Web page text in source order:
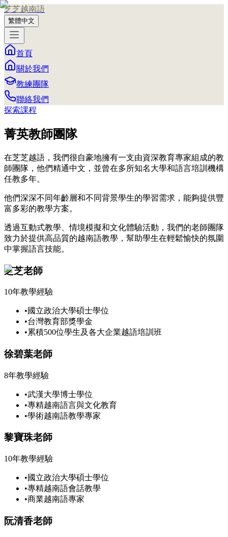
芝芝越南語
繁體中文
首頁
關於我們
教練團隊
聯絡我們
探索課程
菁英教師團隊
在芝芝越語，我們很自豪地擁有一支由資深教育專家組成的教
師團隊，他們精通中文，並曾在多所知名大學和語言培訓機構
任教多年。
他們深深不同年齡層和不同背景學生的學習需求，能夠提供豐
富多彩的教學方案。
透過互動式教學、情境模擬和文化體驗活動，我們的老師團隊
致力於提供高品質的越南語教學，幫助學生在輕鬆愉快的氛圍
中掌握語言技能。
芝芝老師
10年教學經驗
•國立政治大學碩士學位
•台灣教育部獎學金
•累積500位學生及各大企業越語培訓班
徐碧葉老師
8年教學經驗
•武漢大學博士學位
•專精越南語言與文化教育
•學術越南語教學專家
黎寶珠老師
10年教學經驗
•國立政治大學碩士學位
•專精越南語會話教學
•商業越南語專家
阮清香老師